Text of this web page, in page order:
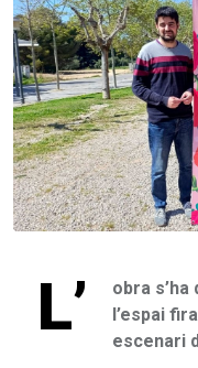
L’
obra
l’espai
escenari